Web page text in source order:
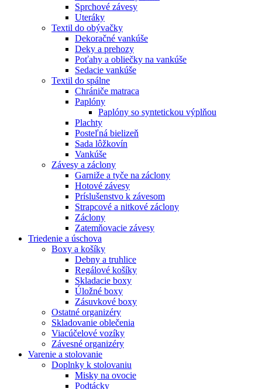
Sprchové závesy
Uteráky
Textil do obývačky
Dekoračné vankúše
Deky a prehozy
Poťahy a obliečky na vankúše
Sedacie vankúše
Textil do spálne
Chrániče matraca
Paplóny
Paplóny so syntetickou výplňou
Plachty
Posteľná bielizeň
Sada lôžkovín
Vankúše
Závesy a záclony
Garniže a tyče na záclony
Hotové závesy
Príslušenstvo k závesom
Strapcové a nitkové záclony
Záclony
Zatemňovacie závesy
Triedenie a úschova
Boxy a košíky
Debny a truhlice
Regálové košíky
Skladacie boxy
Úložné boxy
Zásuvkové boxy
Ostatné organizéry
Skladovanie oblečenia
Viacúčelové vozíky
Závesné organizéry
Varenie a stolovanie
Doplnky k stolovaniu
Misky na ovocie
Podtácky